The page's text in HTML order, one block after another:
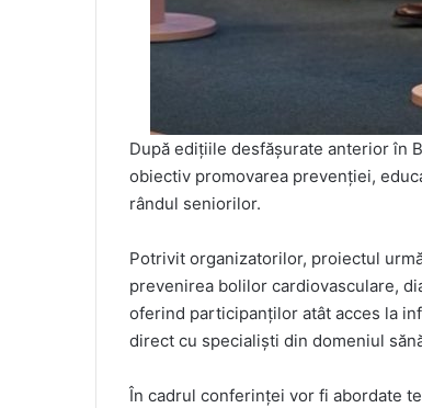
După edițiile desfășurate anterior în
obiectiv promovarea prevenției,
rândul seniorilor.
Potrivit organizatorilor, proiectul
prevenirea bolilor cardiovasculare,
oferind participanților atât acces la
direct cu specialiști din domeniul
În cadrul conferinței vor fi abordate